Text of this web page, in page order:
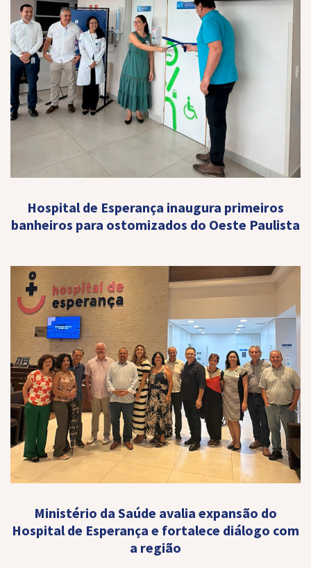
Hospital de Esperança inaugura primeiros
banheiros para ostomizados do Oeste Paulista
Ministério da Saúde avalia expansão do
Hospital de Esperança e fortalece diálogo com
a região